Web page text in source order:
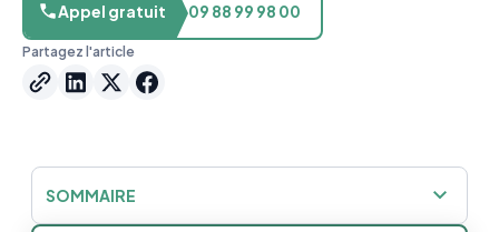
Appel gratuit 09 88 99 98 00
Partagez l'article
SOMMAIRE